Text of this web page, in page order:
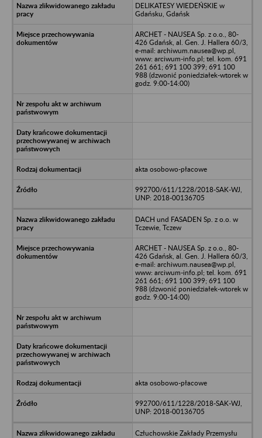
DELIKATESY WIEDEŃSKIE w
Gdańsku, Gdańsk
ARCHET - NAUSEA Sp. z o.o., 80-
426 Gdańsk, al. Gen. J. Hallera 60/3,
e-mail: archiwum.nausea@wp.pl,
www: arciwum-info.pl; tel. kom. 691
261 661; 691 100 399; 691 100
988 (dzwonić poniedziałek-wtorek w
godz. 9:00-14:00)
akta osobowo-płacowe
992700/611/1228/2018-SAK-WJ,
UNP: 2018-00136705
DACH und FASADEN Sp. z o.o. w
Tczewie, Tczew
ARCHET - NAUSEA Sp. z o.o., 80-
426 Gdańsk, al. Gen. J. Hallera 60/3,
e-mail: archiwum.nausea@wp.pl,
www: arciwum-info.pl; tel. kom. 691
261 661; 691 100 399; 691 100
988 (dzwonić poniedziałek-wtorek w
godz. 9:00-14:00)
akta osobowo-płacowe
992700/611/1228/2018-SAK-WJ,
UNP: 2018-00136705
Człuchowskie Zakłady Przemysłu